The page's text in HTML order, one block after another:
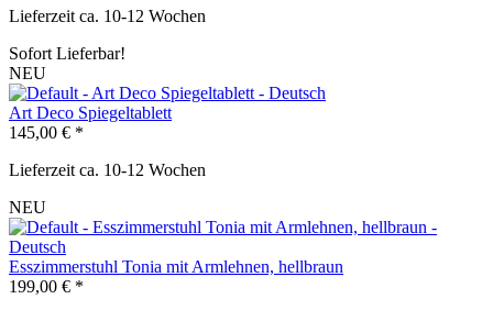
Lieferzeit ca. 10-12 Wochen
Sofort Lieferbar!
NEU
Art Deco Spiegeltablett
145,00 € *
Lieferzeit ca. 10-12 Wochen
NEU
Esszimmerstuhl Tonia mit Armlehnen, hellbraun
199,00 € *